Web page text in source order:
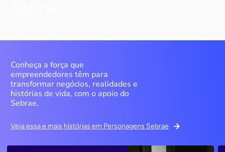
Conheça a força que
empreendedores têm para
transformar negócios, realidades e
histórias de vida, com o apoio do
Sebrae.
Veja essa e mais histórias em Personagens Sebrae